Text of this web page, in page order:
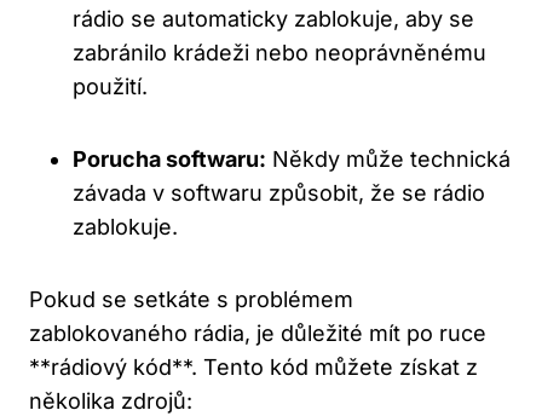
rádio se automaticky zablokuje, aby se
zabránilo krádeži nebo neoprávněnému
použití.
Porucha softwaru: Někdy může technická
závada v softwaru způsobit, že se rádio
zablokuje.
Pokud se setkáte s problémem‍
zablokovaného rádia, je​ důležité mít po ruce
**rádiový kód**.​ Tento kód můžete získat​ z
⁢několika zdrojů: